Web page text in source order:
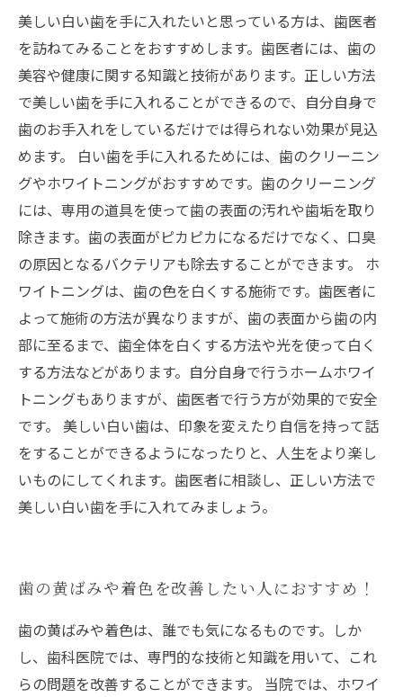
美しい白い歯を手に入れたいと思っている方は、歯医者
を訪ねてみることをおすすめします。歯医者には、歯の
美容や健康に関する知識と技術があります。正しい方法
で美しい歯を手に入れることができるので、自分自身で
歯のお手入れをしているだけでは得られない効果が見込
めます。 白い歯を手に入れるためには、歯のクリーニン
グやホワイトニングがおすすめです。歯のクリーニング
には、専用の道具を使って歯の表面の汚れや歯垢を取り
除きます。歯の表面がピカピカになるだけでなく、口臭
の原因となるバクテリアも除去することができます。 ホ
ワイトニングは、歯の色を白くする施術です。歯医者に
よって施術の方法が異なりますが、歯の表面から歯の内
部に至るまで、歯全体を白くする方法や光を使って白く
する方法などがあります。自分自身で行うホームホワイ
トニングもありますが、歯医者で行う方が効果的で安全
です。 美しい白い歯は、印象を変えたり自信を持って話
をすることができるようになったりと、人生をより楽し
いものにしてくれます。歯医者に相談し、正しい方法で
美しい白い歯を手に入れてみましょう。
歯の黄ばみや着色を改善したい人におすすめ！
歯の黄ばみや着色は、誰でも気になるものです。しか
し、歯科医院では、専門的な技術と知識を用いて、これ
らの問題を改善することができます。 当院では、ホワイ